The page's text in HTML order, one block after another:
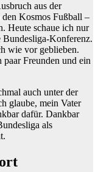
aus der
Kosmos Fußball –
Heute schaue ich nur
Bundesliga-Konferenz.
wie vor geblieben.
Freunden und ein
auch unter der
glaube, mein Vater
dafür. Dankbar
als